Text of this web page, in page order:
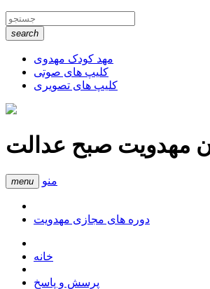
search
مهد کودک مهدوی
کلیپ های صوتی
کلیپ های تصویری
مهدویت صبح عدالت
menu منو
دوره های مجازی مهدویت
خانه
پرسش و پاسخ